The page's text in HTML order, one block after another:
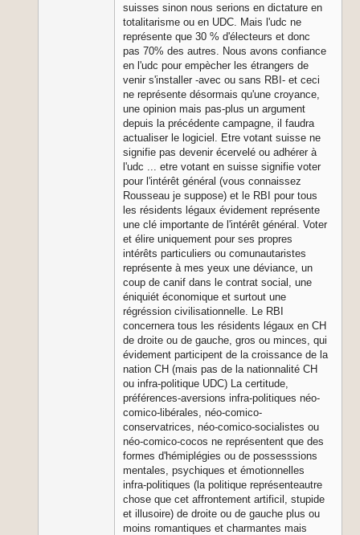
suisses sinon nous serions en dictature en
totalitarisme ou en UDC. Mais l'udc ne
représente que 30 % d'électeurs et donc
pas 70% des autres. Nous avons confiance
en l'udc pour empècher les étrangers de
venir s'installer -avec ou sans RBI- et ceci
ne représente désormais qu'une croyance,
une opinion mais pas-plus un argument
depuis la précédente campagne, il faudra
actualiser le logiciel. Etre votant suisse ne
signifie pas devenir écervelé ou adhérer à
l'udc ... etre votant en suisse signifie voter
pour l'intérêt général (vous connaissez
Rousseau je suppose) et le RBI pour tous
les résidents légaux évidement représente
une clé importante de l'intérêt général. Voter
et élire uniquement pour ses propres
intérêts particuliers ou comunautaristes
représente à mes yeux une déviance, un
coup de canif dans le contrat social, une
éniquiét économique et surtout une
régréssion civilisationnelle. Le RBI
concernera tous les résidents légaux en CH
de droite ou de gauche, gros ou minces, qui
évidement participent de la croissance de la
nation CH (mais pas de la nationnalité CH
ou infra-politique UDC) La certitude,
préférences-aversions infra-politiques néo-
comico-libérales, néo-comico-
conservatrices, néo-comico-socialistes ou
néo-comico-cocos ne représentent que des
formes d'hémiplégies ou de possesssions
mentales, psychiques et émotionnelles
infra-politiques (la politique représenteautre
chose que cet affrontement artificil, stupide
et illusoire) de droite ou de gauche plus ou
moins romantiques et charmantes mais